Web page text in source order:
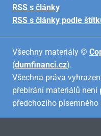
RSS s články
RSS s články podle
Všechny materiály ©
(dumfinanci.cz).
Všechna práva
přebírání materiálů není
předchozího písemného